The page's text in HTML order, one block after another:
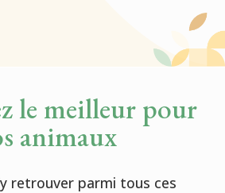
le meilleur pour
animaux
retrouver parmi tous ces